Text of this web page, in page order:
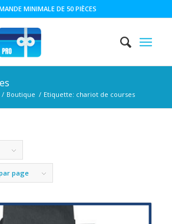
MINIMALE DE 50 PIÈCES
/ Boutique / Etiquette: chariot de courses
page